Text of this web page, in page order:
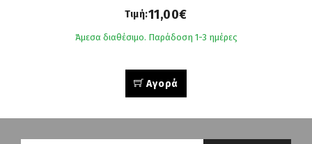
Τιμή:11,00€
Άμεσα διαθέσιμο. Παράδοση 1-3 ημέρες
Αγορά